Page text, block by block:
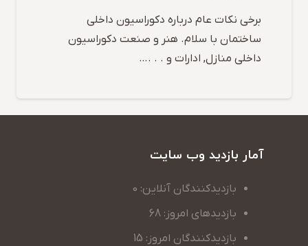
برخی نکات عام درباره دکوراسیون داخلی
ساختمان با سلام. هنر و صنعت دکوراسیون
داخلی منازل, ادارات و . . .…
آمار بازدید وب سایت
بازدیدکنندگان آنلاین: 0
بازدیدهای امروز: 68
بازدیدکنندگان امروز: 15